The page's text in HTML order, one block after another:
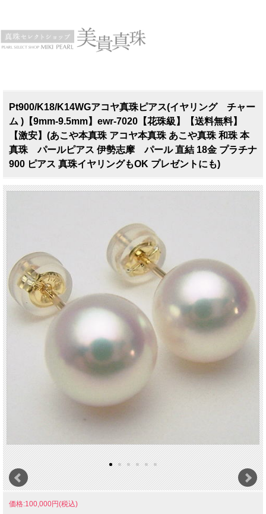
Pt900/K18/K14WGアコヤ真珠ピアス(イヤリング チャー
ム )【9mm-9.5mm】ewr-7020【花珠級】【送料無料】
【激安】(あこや本真珠 アコヤ本真珠 あこや真珠 和珠 本
真珠 パールピアス 伊勢志摩 パール 直結 18金 プラチナ
900 ピアス 真珠イヤリングもOK プレゼントにも)
価格:100,000円(税込)